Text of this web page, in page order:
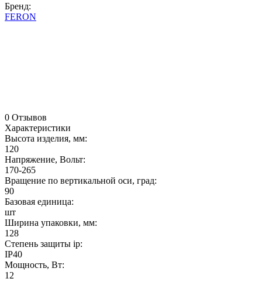
Бренд:
FERON
0 Отзывов
Характеристики
Высота изделия, мм:
120
Напряжение, Вольт:
170-265
Вращение по вертикальной оси, град:
90
Базовая единица:
шт
Ширина упаковки, мм:
128
Степень защиты ip:
IP40
Мощность, Вт:
12